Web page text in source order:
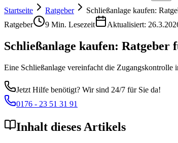
Startseite
Ratgeber
Schließanlage kaufen:
Ratgeber
9 Min. Lesezeit Aktualisiert:
Schließanlage kaufen:
Eine Schließanlage vereinfacht die
Jetzt Hilfe benötigt? Wir sind 24/7 für Sie da!
0176 - 23 51 31 91
Inhalt dieses Artikels